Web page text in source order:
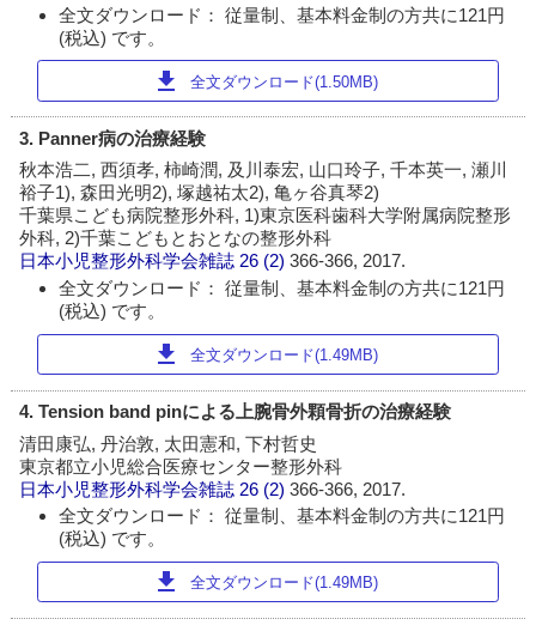
全文ダウンロード： 従量制、基本料金制の方共に121円
(税込) です。
download 全文ダウンロード(1.50MB)
3. Panner病の治療経験
秋本浩二, 西須孝, 柿崎潤, 及川泰宏, 山口玲子, 千本英一, 瀬川
裕子1), 森田光明2), 塚越祐太2), 亀ヶ谷真琴2)
千葉県こども病院整形外科, 1)東京医科歯科大学附属病院整形
外科, 2)千葉こどもとおとなの整形外科
日本小児整形外科学会雑誌 26 (2)366-366, 2017.
全文ダウンロード： 従量制、基本料金制の方共に121円
(税込) です。
download 全文ダウンロード(1.49MB)
4. Tension band pinによる上腕骨外顆骨折の治療経験
清田康弘, 丹治敦, 太田憲和, 下村哲史
東京都立小児総合医療センター整形外科
日本小児整形外科学会雑誌 26 (2)366-366, 2017.
全文ダウンロード： 従量制、基本料金制の方共に121円
(税込) です。
download 全文ダウンロード(1.49MB)